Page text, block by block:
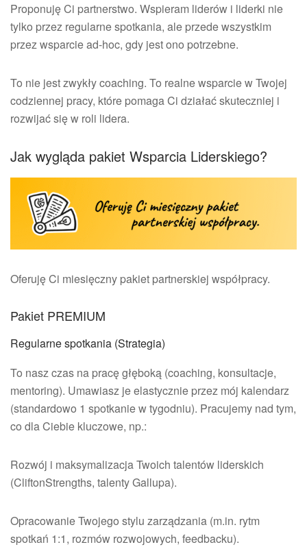
Proponuję Ci partnerstwo. Wspieram liderów i liderki nie
tylko przez regularne spotkania, ale przede wszystkim
przez wsparcie ad-hoc, gdy jest ono potrzebne.
To nie jest zwykły coaching. To realne wsparcie w Twojej
codziennej pracy, które pomaga Ci działać skuteczniej i
rozwijać się w roli lidera.
Jak wygląda pakiet Wsparcia Liderskiego?
Oferuję Ci miesięczny pakiet partnerskiej współpracy.
Pakiet PREMIUM
Regularne spotkania (Strategia)
To nasz czas na pracę głęboką (coaching, konsultacje,
mentoring). Umawiasz je elastycznie przez mój kalendarz
(standardowo 1 spotkanie w tygodniu). Pracujemy nad tym,
co dla Ciebie kluczowe, np.:
Rozwój i maksymalizacja Twoich talentów liderskich
(CliftonStrengths, talenty Gallupa).
Opracowanie Twojego stylu zarządzania (m.in. rytm
spotkań 1:1, rozmów rozwojowych, feedbacku).